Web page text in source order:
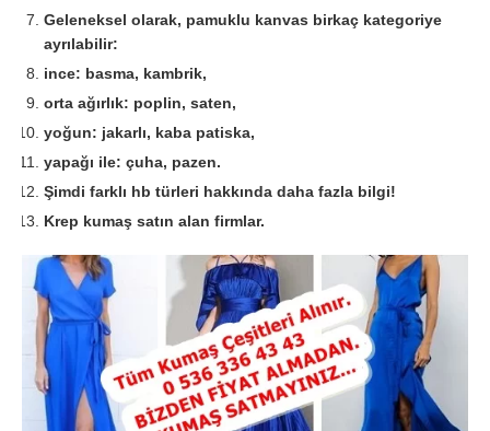
Geleneksel olarak, pamuklu kanvas birkaç kategoriye
ayrılabilir:
ince: basma, kambrik,
orta ağırlık: poplin, saten,
yoğun: jakarlı, kaba patiska,
yapağı ile: çuha, pazen.
Şimdi farklı hb türleri hakkında daha fazla bilgi!
Krep kumaş satın alan firmlar.